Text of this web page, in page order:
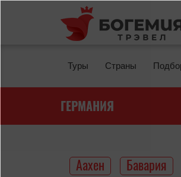
Перейти к основному содержанию
Туры Страны
ГЕРМАНИЯ
Аахен Бавария